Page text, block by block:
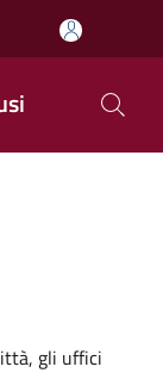
gli uffici